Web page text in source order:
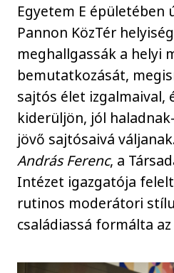
Egyetem E
Pannon KözTér
meghallgassák a helyi
bemutatkozását,
sajtós élet izgalmaival,
kiderüljön, jól
jövő sajtósaivá
András Ferenc, a
Intézet igazgatója
rutinos moderátori
családiassá formálta